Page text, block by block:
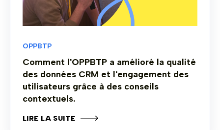
OPPBTP
Comment l'OPPBTP a amélioré la qualité
des données CRM et l'engagement des
utilisateurs grâce à des conseils
contextuels.
LIRE LA SUITE